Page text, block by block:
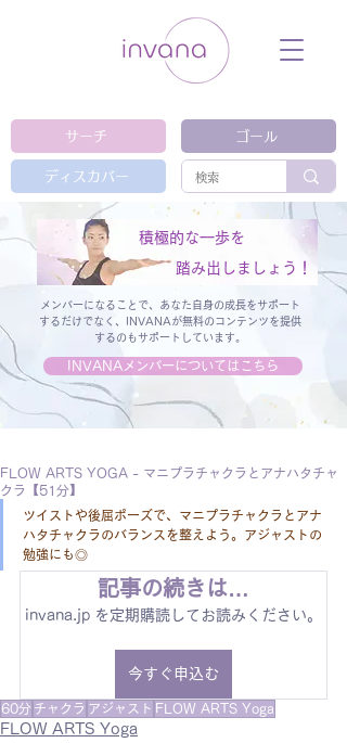
ガ 瞑想 栄養 医学 レッスン レクチャ
ー ​ストレス 免疫力 睡眠 メンタルヘル
サーチ
ディスカバー
ゴール
積極的な一歩を
踏み出しましょう！
メンバーになることで、あなた自身の成長をサポート
するだけでなく、
INVANAが無料のコンテンツを提供
するのもサポートしています。
INVANAメンバーについてはこちら
FLOW ARTS YOGA - マニプラチャクラとアナハタチャ
クラ【51分】
ツイストや後屈ポーズで、マニプラチャクラとアナ
ハタチャクラのバランスを整えよう。アジャストの
勉強にも◎
記事の続きは…
invana.jp を定期購読してお読みください。
今すぐ申込む
60分 チャクラ アジャスト FLOW ARTS Yoga
FLOW ARTS Yoga